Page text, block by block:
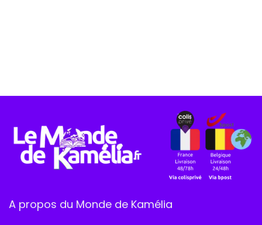
A propos du Monde de Kamélia